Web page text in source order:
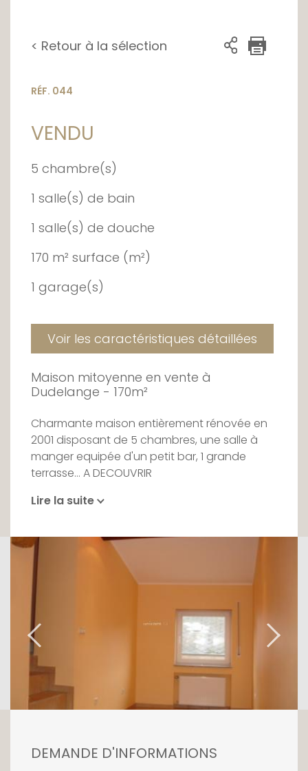
< Retour à la sélection
RÉF. 044
VENDU
5 chambre(s)
1 salle(s) de bain
1 salle(s) de douche
170 m² surface (m²)
1 garage(s)
Voir les caractéristiques détaillées
Maison mitoyenne en vente à
Dudelange - 170m²
Charmante maison entièrement rénovée en
2001 disposant de 5 chambres, une salle à
manger equipée d'un petit bar, 1 grande
terrasse... A DECOUVRIR
Lire la suite
DEMANDE D'INFORMATIONS